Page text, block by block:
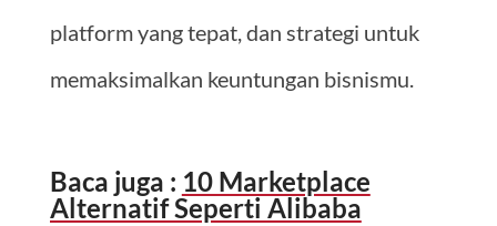
platform yang tepat, dan strategi untuk
memaksimalkan keuntungan bisnismu.
Baca juga : 10 Marketplace
Alternatif Seperti Alibaba